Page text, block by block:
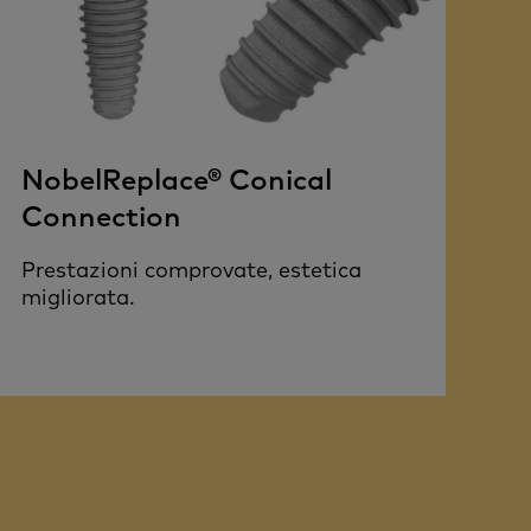
NobelReplace® Conical
Connection
Prestazioni comprovate, estetica
migliorata.